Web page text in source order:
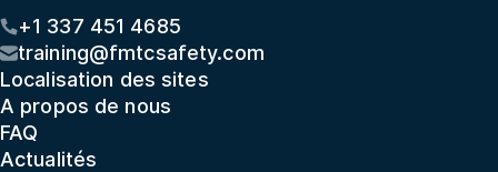
+1 337 451 4685
training@fmtcsafety.com
Localisation des sites
A propos de nous
FAQ
Actualités